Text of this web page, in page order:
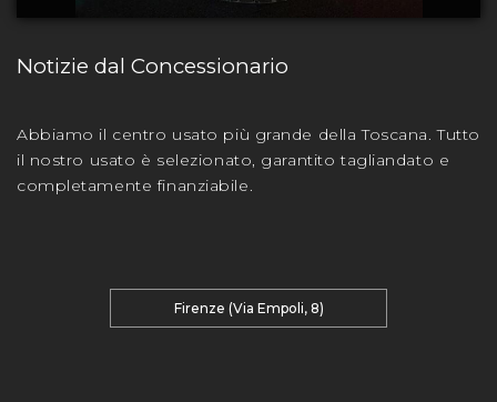
Notizie dal Concessionario
Abbiamo il centro usato più grande della Toscana. Tutto
il nostro usato è selezionato, garantito tagliandato e
completamente finanziabile.
Firenze (Via Empoli, 8)